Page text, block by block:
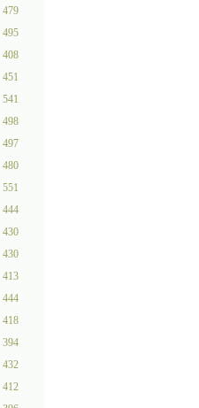
479
495
408
451
541
498
497
480
551
444
430
430
413
444
418
394
432
412